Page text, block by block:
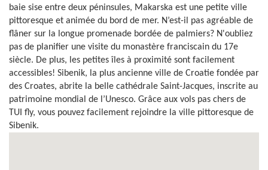
baie sise entre deux péninsules, Makarska est une petite ville
pittoresque et animée du bord de mer. N’est-il pas agréable de
flâner sur la longue promenade bordée de palmiers? N'oubliez
pas de planifier une visite du monastère franciscain du 17e
siècle. De plus, les petites îles à proximité sont facilement
accessibles! Sibenik, la plus ancienne ville de Croatie fondée par
des Croates, abrite la belle cathédrale Saint-Jacques, inscrite au
patrimoine mondial de l’Unesco. Grâce aux vols pas chers de
TUI fly, vous pouvez facilement rejoindre la ville pittoresque de
Sibenik.